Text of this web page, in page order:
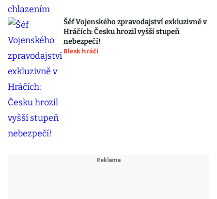
Šéf Vojenského zpravodajství exkluzivně v
Hráčích: Česku hrozil vyšší stupeň
nebezpečí!
Blesk hráči